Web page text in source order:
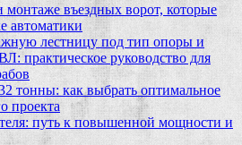
въездных ворот, которые
автоматики
лестницу под тип опоры и
практическое руководство для
тонны: как выбрать оптимальное
проекта
путь к повышенной мощности и